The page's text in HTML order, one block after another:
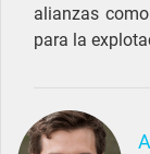
alianzas
para la